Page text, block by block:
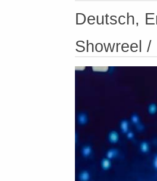
Deutsch,
Showreel /